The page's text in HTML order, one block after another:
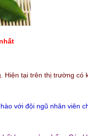
Hiện tại trên thị trường có
với đội ngũ nhân viên